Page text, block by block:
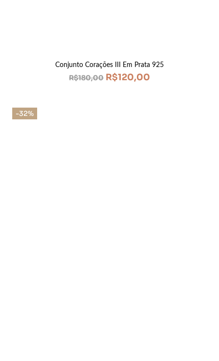
Conjunto Corações III Em Prata 925
R$180,00 R$120,00
-32%